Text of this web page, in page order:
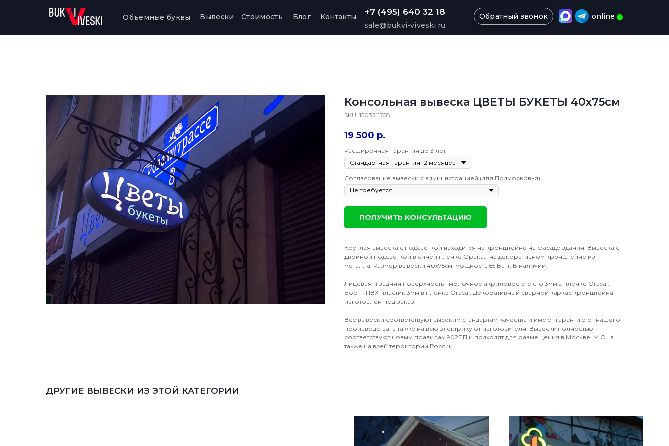
Обратный звонок
Объемные буквы Вывески Стоимость Блог Контакты +7 (495) 640 32 18
sale@bukvi-viveski.ru
online
Консольная вывеска ЦВЕТЫ БУКЕТЫ 40х75см
SKU: 1503211758
19 500 р.
Расширенная гарантия до 3 лет
Согласование вывески с администрацией (для Подмосковья)
ПОЛУЧИТЬ КОНСУЛЬТАЦИЮ
Круглая вывеска с подсветкой находится на кронштейне на фасаде здания. Вывеска с
двойной подсветкой в синей пленке Оракал на декоративном кронштейне из
металла. Размер вывески 40х75см, мощность 65 Ватт. В наличии.
Лицевая и задняя поверхность - молочное акриловое стекло 3мм в пленке Oracal.
Борт - ПВХ пластик 3мм в пленке Oracal. Декоративный сварной каркас кронштейна
изготовлен под заказ.
Все вывески соответствуют высоким стандартам качества и имеют гарантию от нашего
производства, а также на всю электрику от изготовителя. Вывески полностью
соответствуют новым правилам 902ПП и подходят для размещения в Москве, М.О., а
также на всей территории России.
ДРУГИЕ ВЫВЕСКИ ИЗ ЭТОЙ КАТЕГОРИИ